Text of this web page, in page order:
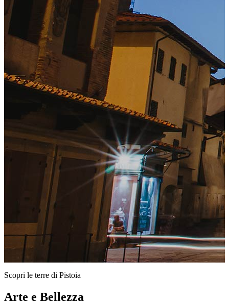
Scopri le terre di Pistoia
Arte e Bellezza